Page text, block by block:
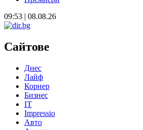
09:53 | 08.08.26
Сайтове
Днес
Лайф
Корнер
Бизнес
IT
Impressio
Авто